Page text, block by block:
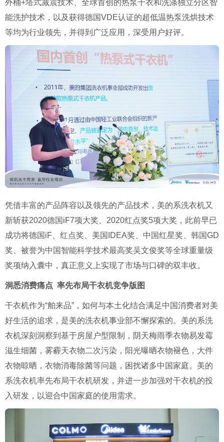
外桶+塔式减震技术、全球首创的热泵干衣和洗涤独立分区智
能洗护技术，以及获得德国VDE认证的超低温热泵洗烘技术
等均为行业领先，并得到广泛应用，深受用户好评。
凭借丰富的产品阵容以及领先的产品技术，美的系洗衣机又
新斩获2020德国 iF7项大奖、 2020红点奖5项大奖，此前早已
成功将德国 iF 、红点奖、美国 IDEA奖、中国红星奖、韩国GD
奖、被誉为中国智能科学技术最高奖吴文俊奖等全球重量级
奖项纳入囊中，真正意义上实现了市场与口碑的双丰收。
洞悉消费痛点 率先布局干衣机竞争版图
干衣机作为“舶来品” ，如何与本土化结合满足中国消费者对美
好生活的追求，是美的洗衣机事业部不懈探索的。美的系洗
衣机深刻洞察到基于房屋户型限制，阴天梅雨季衣物易发霉
滋生细菌，雾霾天衣物二次污染，阳光曝晒衣物褪色，大件
衣物晾晒，衣物消毒除菌等问题，困扰诸多中国家庭。美的
系洗衣机率先布局干衣机研发，并进一步加强对干衣机的投
入研发，以迎合中国家庭的使用需求。